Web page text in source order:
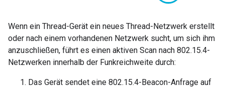
Wenn ein Thread-Gerät ein neues Thread-Netzwerk erstellt
oder nach einem vorhandenen Netzwerk sucht, um sich ihm
anzuschließen, führt es einen aktiven Scan nach 802.15.4-
Netzwerken innerhalb der Funkreichweite durch:
Das Gerät sendet eine 802.15.4-Beacon-Anfrage auf